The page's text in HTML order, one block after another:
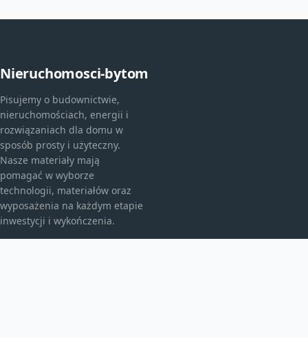
Nieruchomosci-bytom
Pisujemy o budownictwie,
nieruchomościach, energii i
rozwiązaniach dla domu w
sposób prosty i użyteczny.
Nasze materiały mają
pomagać w wyborze
technologii, materiałów oraz
wyposażenia na każdym etapie
inwestycji i wykończenia.